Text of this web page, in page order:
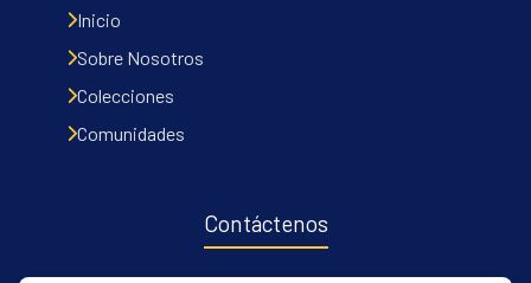
Inicio
Sobre Nosotros
Colecciones
Comunidades
Contáctenos